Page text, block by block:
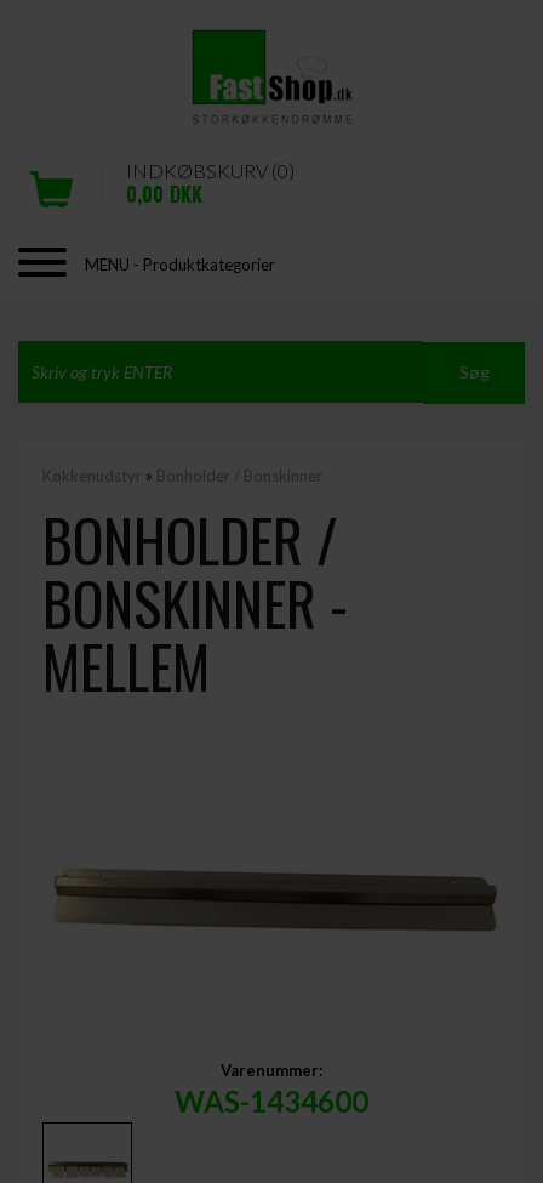
INDKØBSKURV (0)
0,00 DKK
MENU - Produktkategorier
Køkkenudstyr » Bonholder / Bonskinner
BONHOLDER /
BONSKINNER -
MELLEM
Varenummer:
WAS-1434600